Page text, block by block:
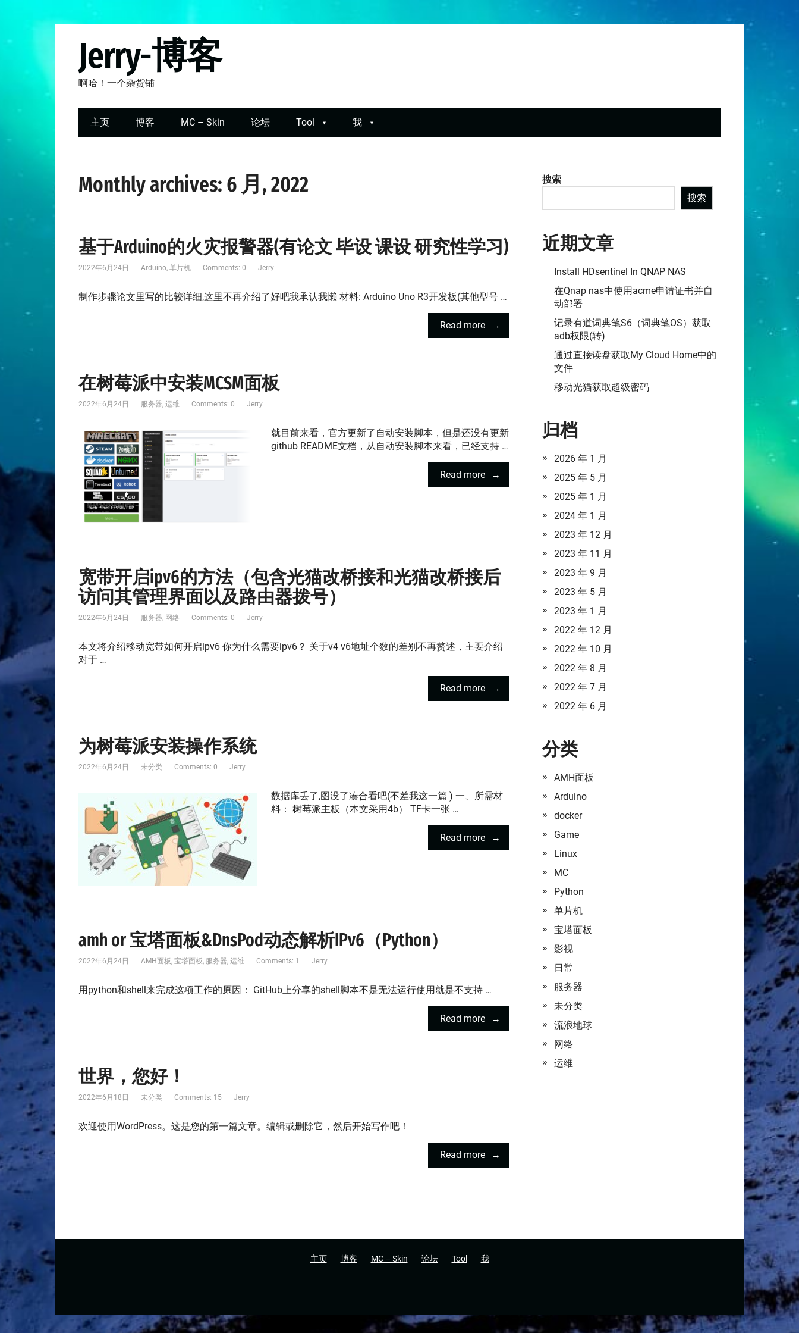
Jerry-博客
啊哈！一个杂货铺
主页 博客 MC – Skin 论坛 Tool 我
Monthly archives: 6 月, 2022
基于Arduino的火灾报警器(有论文 毕设 课设 研究性学习)
2022年6月24日 Arduino, 单片机 Comments: 0 Jerry
制作步骤论文里写的比较详细,这里不再介绍了好吧我承认我懒 材料: Arduino Uno R3开发板(其他型号 …
Read more
在树莓派中安装MCSM面板
2022年6月24日 服务器, 运维 Comments: 0 Jerry
就目前来看，官方更新了自动安装脚本，但是还没有更新
github README文档，从自动安装脚本来看，已经支持 …
Read more
宽带开启ipv6的方法（包含光猫改桥接和光猫改桥接后
访问其管理界面以及路由器拨号）
2022年6月24日 服务器, 网络 Comments: 0 Jerry
本文将介绍移动宽带如何开启ipv6 你为什么需要ipv6？ 关于v4 v6地址个数的差别不再赘述，主要介绍
对于 …
Read more
为树莓派安装操作系统
2022年6月24日 未分类 Comments: 0 Jerry
数据库丢了,图没了凑合看吧(不差我这一篇 ) 一、所需材
料： 树莓派主板（本文采用4b） TF卡一张 …
Read more
amh or 宝塔面板&DnsPod动态解析IPv6（Python）
2022年6月24日 AMH面板, 宝塔面板, 服务器, 运维 Comments: 1 Jerry
用python和shell来完成这项工作的原因： GitHub上分享的shell脚本不是无法运行使用就是不支持 …
Read more
世界，您好！
2022年6月18日 未分类 Comments: 15 Jerry
欢迎使用WordPress。这是您的第一篇文章。编辑或删除它，然后开始写作吧！
Read more
搜索
搜索
近期文章
Install HDsentinel In QNAP NAS
在Qnap nas中使用acme申请证书并自
动部署
记录有道词典笔S6（词典笔OS）获取
adb权限(转)
通过直接读盘获取My Cloud Home中的
文件
移动光猫获取超级密码
归档
2026 年 1 月
2025 年 5 月
2025 年 1 月
2024 年 1 月
2023 年 12 月
2023 年 11 月
2023 年 9 月
2023 年 5 月
2023 年 1 月
2022 年 12 月
2022 年 10 月
2022 年 8 月
2022 年 7 月
2022 年 6 月
分类
AMH面板
Arduino
docker
Game
Linux
MC
Python
单片机
宝塔面板
影视
日常
服务器
未分类
流浪地球
网络
运维
主页 博客 MC – Skin 论坛 Tool 我